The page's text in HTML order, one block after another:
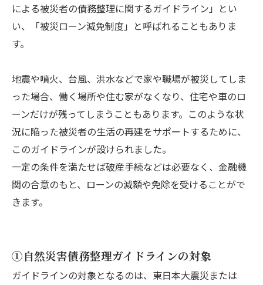
による被災者の債務整理に関するガイドライン」とい
い、「被災ローン減免制度」と呼ばれることもありま
す。
地震や噴火、台風、洪水などで家や職場が被災してしま
った場合、働く場所や住む家がなくなり、住宅や車のロ
ーンだけが残ってしまうこともあります。このような状
況に陥った被災者の生活の再建をサポートするために、
このガイドラインが設けられました。
一定の条件を満たせば破産手続などは必要なく、金融機
関の合意のもと、ローンの減額や免除を受けることがで
きます。
①自然災害債務整理ガイドラインの対象
ガイドラインの対象となるのは、東日本大震災または